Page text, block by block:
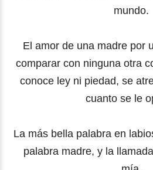
mundo.
El amor de una madre por
comparar con ninguna otra
conoce ley ni piedad, se
cuanto se le
La más bella palabra en
palabra madre, y la